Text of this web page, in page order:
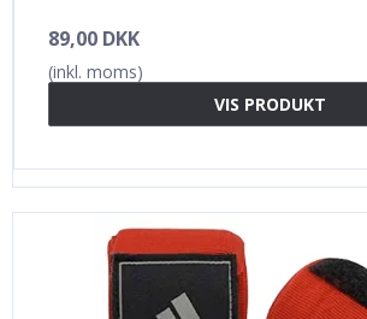
89,00 DKK
(inkl. moms)
VIS PRODUKT